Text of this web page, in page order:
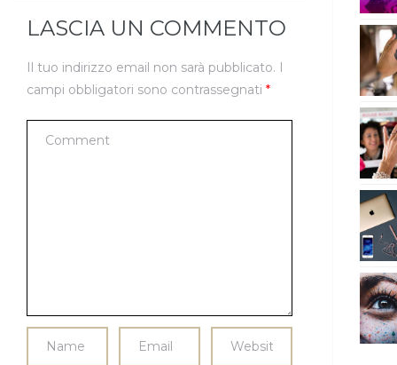
LASCIA UN COMMENTO
Il tuo indirizzo email non sarà pubblicato. I
campi obbligatori sono contrassegnati *